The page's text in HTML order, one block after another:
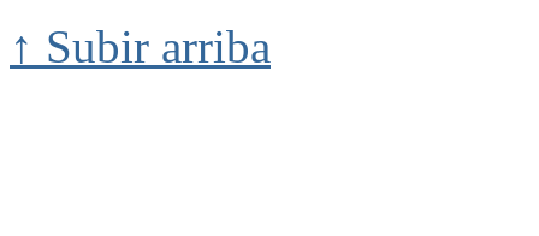
↑ Subir arriba